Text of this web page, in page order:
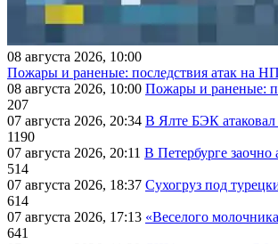
08 августа 2026, 10:00
Пожары и раненые: последствия атак на
08 августа 2026, 10:00 Пожары и раненые:
207
07 августа 2026, 20:34 В Ялте БЭК
1190
07 августа 2026, 20:11 В Петербурге
514
07 августа 2026, 18:37 Сухогруз под
614
07 августа 2026, 17:13 «Веселого
641